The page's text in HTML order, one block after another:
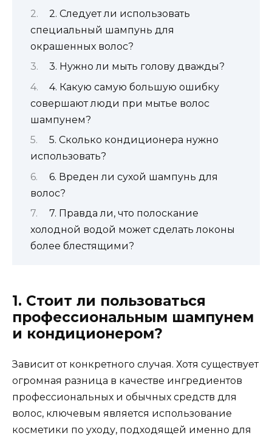
2. Следует ли использовать
специальный шампунь для
окрашенных волос?
3. Нужно ли мыть голову дважды?
4. Какую самую большую ошибку
совершают люди при мытье волос
шампунем?
5. Сколько кондиционера нужно
использовать?
6. Вреден ли сухой шампунь для
волос?
7. Правда ли, что полоскание
холодной водой может сделать локоны
более блестящими?
1. Стоит ли пользоваться
профессиональным шампунем
и кондиционером?
Зависит от конкретного случая. Хотя существует
огромная разница в качестве ингредиентов
профессиональных и обычных средств для
волос, ключевым является использование
косметики по уходу, подходящей именно для